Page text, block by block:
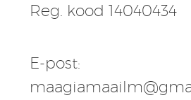
Reg. kood 14040434
E-post: